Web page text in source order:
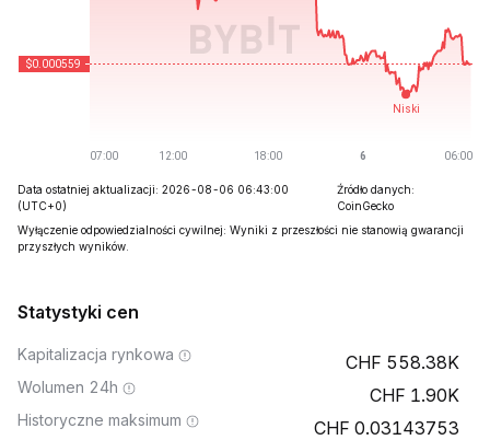
Data ostatniej aktualizacji: 2026-08-06 06:43:00
(UTC+0)
Źródło danych:
CoinGecko
Wyłączenie odpowiedzialności cywilnej: Wyniki z przeszłości nie stanowią gwarancji
przyszłych wyników.
Statystyki cen
Kapitalizacja rynkowa 558.38K
Wolumen 24h 1.90K
Historyczne maksimum 0.03143753